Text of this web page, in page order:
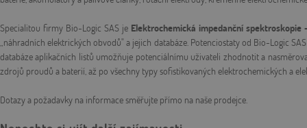
Specialitou firmy Bio-Logic SAS je Elektrochemická impedanční spektroskopie
„náhradních elektrických obvodů" a jejich databáze. Potenciostaty od Bio-Logic
databáze aplikačních listů umožňuje potenciálnímu uživateli zhodnotit a
zdrojů proudů a baterií, až po všechny typy sofistikovaných elektrochemických a
Dotazy a požadavky na informace směřujte přímo na naše prodejce.